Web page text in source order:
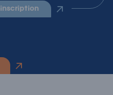
inscription